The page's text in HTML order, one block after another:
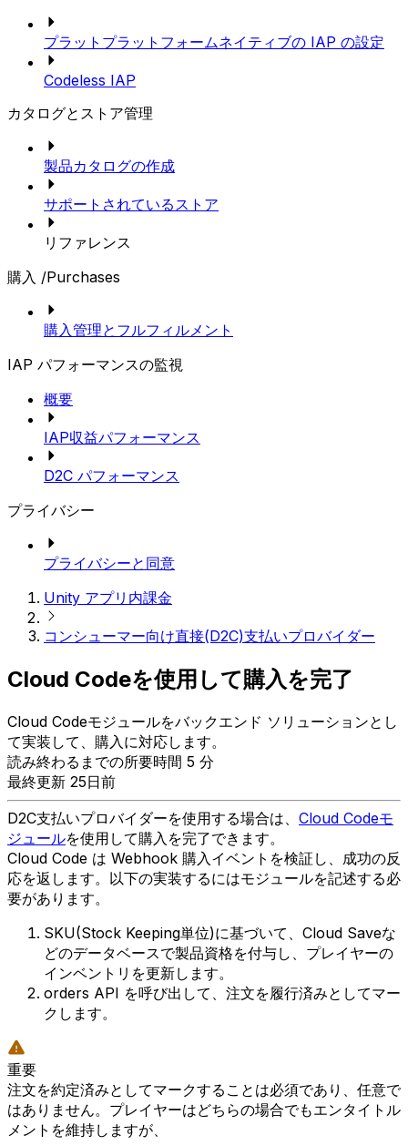
プラットプラットフォームネイティブの IAP の設定
Codeless IAP
カタログとストア管理
製品カタログの作成
サポートされているストア
リファレンス
購入 /Purchases
購入管理とフルフィルメント
IAP パフォーマンスの監視
概要
IAP収益パフォーマンス
D2C パフォーマンス
プライバシー
プライバシーと同意
Unity アプリ内課金
コンシューマー向け直接(D2C)支払いプロバイダー
Cloud Codeを使用して購入を完了
Cloud Codeモジュールをバックエンド ソリューションとし
て実装して、購入に対応します。
読み終わるまでの所要時間 5 分
最終更新 25日前
D2C支払いプロバイダーを使用する場合は、 Cloud Codeモ
ジュールを使用して購入を完了できます。
Cloud Code は Webhook 購入イベントを検証し、成功の反
応を返します。以下の実装するにはモジュールを記述する必
要があります。
SKU(Stock Keeping単位)に基づいて、Cloud Saveな
どのデータベースで製品資格を付与し、プレイヤーの
インベントリを更新します。
orders API を呼び出して、注文を履行済みとしてマー
クします。
重要
注文を約定済みとしてマークすることは必須であり、任意で
はありません。プレイヤーはどちらの場合でもエンタイトル
メントを維持しますが、